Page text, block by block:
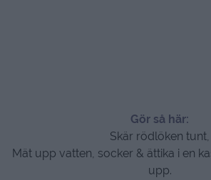
Gör så här:
Skär rödlöken tunt,
Mät upp vatten, socker & ättika i en
upp.